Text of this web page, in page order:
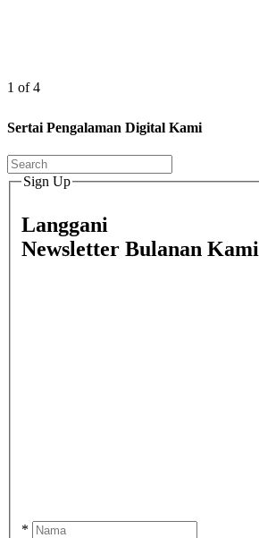
1 of 4
Sertai Pengalaman Digital Kami
Sign Up
Langgani
Newsletter Bulanan Kami
*